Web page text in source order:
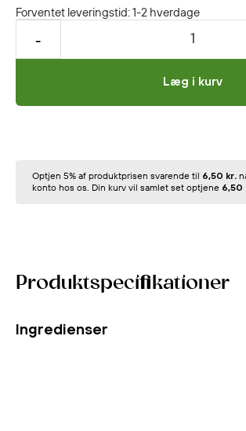
Optjen 5% af produktprisen svarende til 6,50 kr.
konto hos os. Din kurv vil samlet set optjene 6,50
Forventet leveringstid: 1-2 hverdage
Læg i kurv
Produktspecifikationer
Ingredienser